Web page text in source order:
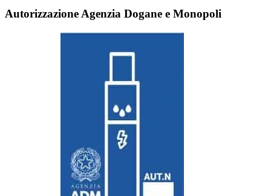
Autorizzazione Agenzia Dogane e Monopoli